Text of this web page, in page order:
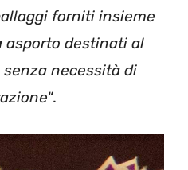
forniti insieme
asporto destinati al
necessità di
“.